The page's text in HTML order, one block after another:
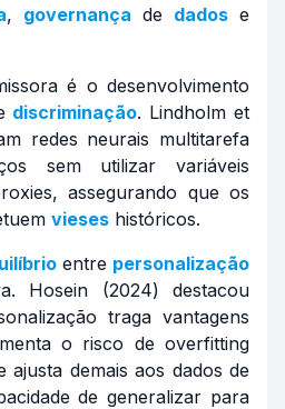
, governança de dados e
é o desenvolvimento
discriminação. Lindholm et
redes neurais multitarefa
sem utilizar variáveis
assegurando que os
vieses históricos.
entre personalização
Hosein (2024) destacou
traga vantagens
o risco de overfitting
ajusta demais aos dados de
de generalizar para